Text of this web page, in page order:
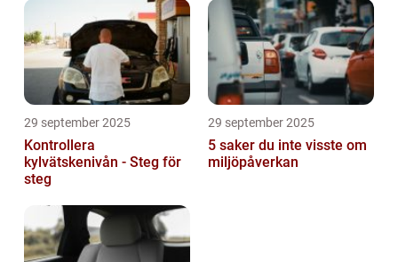
29 september 2025
Kontrollera
kylvätskenivån - Steg för
steg
29 september 2025
5 saker du inte visste om
miljöpåverkan